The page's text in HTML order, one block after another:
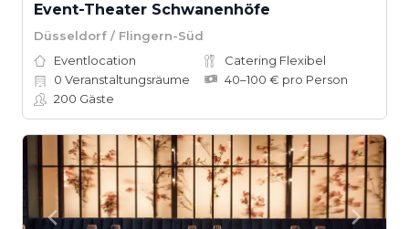
Event-Theater Schwanenhöfe
Düsseldorf / Flingern-Süd
Eventlocation
Catering Flexibel
0 Veranstaltungsräume
40–100 € pro Person
200 Gäste